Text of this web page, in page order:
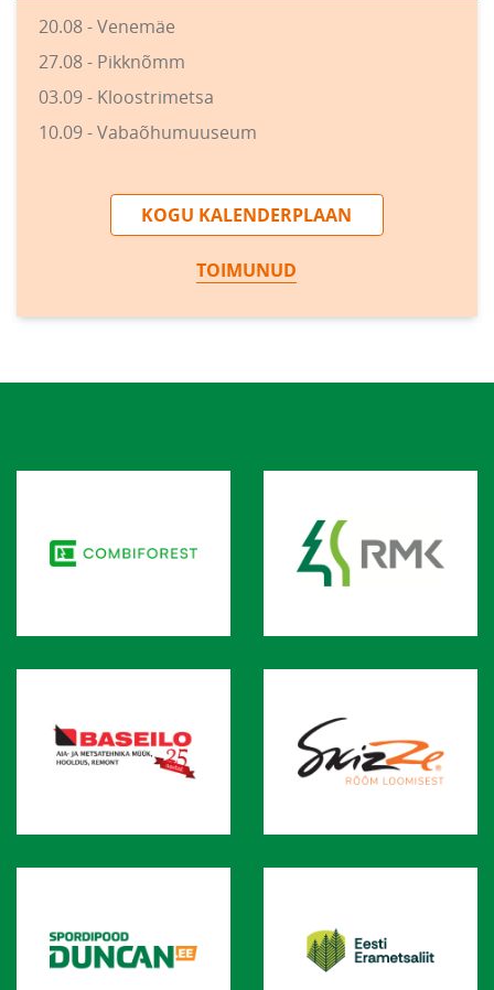
20.08 - Venemäe
27.08 - Pikknõmm
03.09 - Kloostrimetsa
10.09 - Vabaõhumuuseum
KOGU KALENDERPLAAN
TOIMUNUD